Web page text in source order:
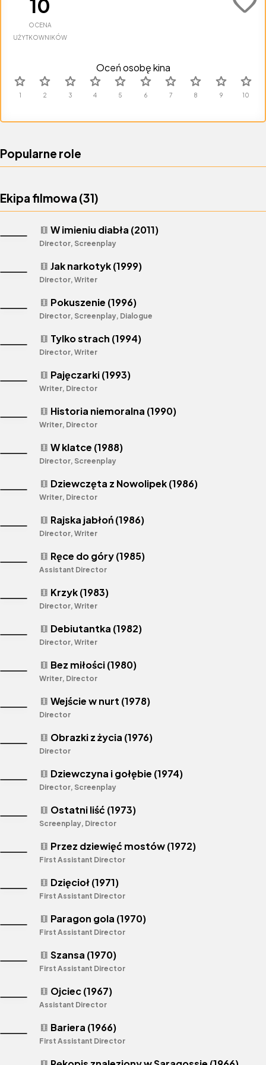
10
OCENA
UŻYTKOWNIKÓW
Oceń osobę kina
star star star star star star star star star star
Popularne role
Ekipa filmowa (31)
theaters Bariera (1966)
First Assistant Director
theaters Obrazki z życia (1976)
Director
theaters Jak narkotyk (1999)
Director, Writer
theaters Pajęczarki (1993)
Writer, Director
theaters Historia niemoralna (1990)
Writer, Director
theaters Dziewczęta z Nowolipek (1986)
Writer, Director
theaters W imieniu diabła (2011)
Director, Screenplay
theaters Wejście w nurt (1978)
Director
theaters Ręce do góry (1985)
Assistant Director
theaters Krzyk (1983)
Director, Writer
theaters Rajska jabłoń (1986)
Director, Writer
theaters Bez miłości (1980)
Writer, Director
theaters W klatce (1988)
Director, Screenplay
theaters Przez dziewięć mostów (1972)
First Assistant Director
theaters Ojciec (1967)
Assistant Director
theaters Paragon gola (1970)
First Assistant Director
theaters Pokuszenie (1996)
Director, Screenplay, Dialogue
theaters Szansa (1970)
First Assistant Director
theaters Dzięcioł (1971)
First Assistant Director
theaters Tylko strach (1994)
Director, Writer
theaters Debiutantka (1982)
Director, Writer
theaters Dziewczyna i gołębie (1974)
Director, Screenplay
theaters Ostatni liść (1973)
Screenplay, Director